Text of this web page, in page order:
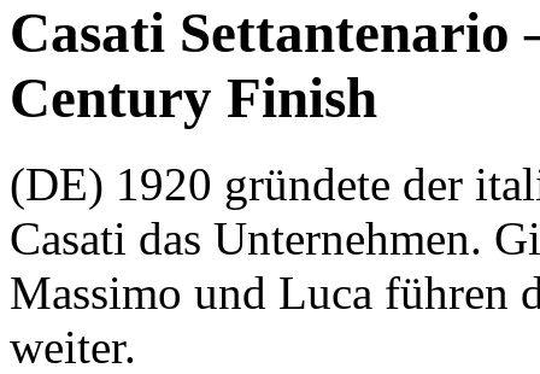
Casati Settantenario
Century Finish
(DE) 1920 gründete der
Casati das Unternehmen.
Massimo und Luca führen
weiter.